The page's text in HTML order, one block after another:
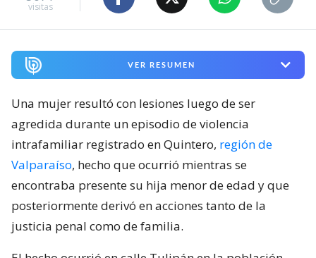
visitas
VER RESUMEN
Una mujer resultó con lesiones luego de ser
agredida durante un episodio de violencia
intrafamiliar registrado en Quintero, región de
Valparaíso, hecho que ocurrió mientras se
encontraba presente su hija menor de edad y que
posteriormente derivó en acciones tanto de la
justicia penal como de familia.